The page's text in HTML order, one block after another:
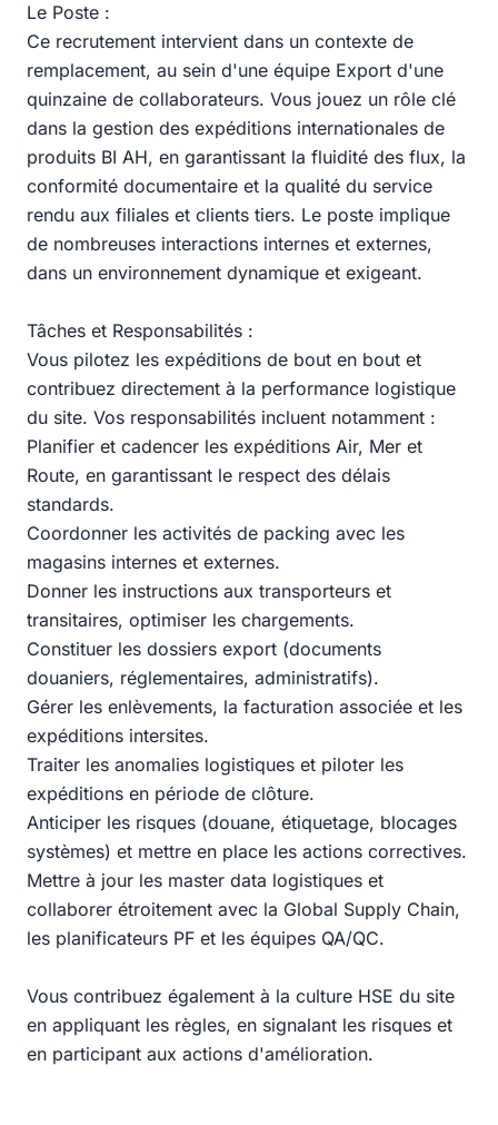
Le Poste :
Ce recrutement intervient dans un contexte de
remplacement, au sein d'une équipe Export d'une
quinzaine de collaborateurs. Vous jouez un rôle clé
dans la gestion des expéditions internationales de
produits BI AH, en garantissant la fluidité des flux, la
conformité documentaire et la qualité du service
rendu aux filiales et clients tiers. Le poste implique
de nombreuses interactions internes et externes,
dans un environnement dynamique et exigeant.
Tâches et Responsabilités :
Vous pilotez les expéditions de bout en bout et
contribuez directement à la performance logistique
du site. Vos responsabilités incluent notamment :
Planifier et cadencer les expéditions Air, Mer et
Route, en garantissant le respect des délais
standards.
Coordonner les activités de packing avec les
magasins internes et externes.
Donner les instructions aux transporteurs et
transitaires, optimiser les chargements.
Constituer les dossiers export (documents
douaniers, réglementaires, administratifs).
Gérer les enlèvements, la facturation associée et les
expéditions intersites.
Traiter les anomalies logistiques et piloter les
expéditions en période de clôture.
Anticiper les risques (douane, étiquetage, blocages
systèmes) et mettre en place les actions correctives.
Mettre à jour les master data logistiques et
collaborer étroitement avec la Global Supply Chain,
les planificateurs PF et les équipes QA/QC.
Vous contribuez également à la culture HSE du site
en appliquant les règles, en signalant les risques et
en participant aux actions d'amélioration.